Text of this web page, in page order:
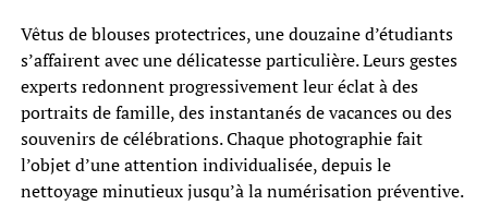
Vêtus de blouses protectrices, une douzaine d’étudiants
s’affairent avec une délicatesse particulière. Leurs gestes
experts redonnent progressivement leur éclat à des
portraits de famille, des instantanés de vacances ou des
souvenirs de célébrations. Chaque photographie fait
l’objet d’une attention individualisée, depuis le
nettoyage minutieux jusqu’à la numérisation préventive.